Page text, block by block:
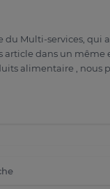
Multi-services, qui
article dans un même
alimentaire , nous